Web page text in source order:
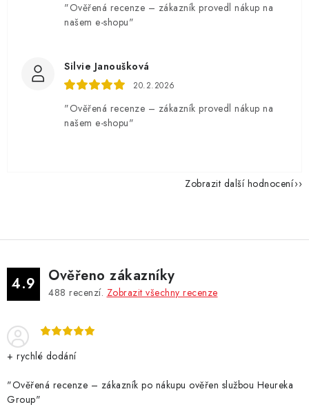
"Ověřená recenze – zákazník provedl nákup na
našem e-shopu"
Silvie Janoušková
20.2.2026
"Ověřená recenze – zákazník provedl nákup na
našem e-shopu"
Zobrazit další hodnocení
4.9 Ověřeno zákazníky
488 recenzí. Zobrazit všechny recenze
+ rychlé dodání
"Ověřená recenze – zákazník po nákupu ověřen službou Heureka
Group"